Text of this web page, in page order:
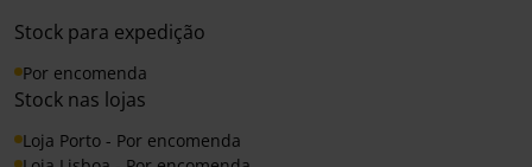
Stock para expedição
Por encomenda
Stock nas lojas
Loja Porto - Por encomenda